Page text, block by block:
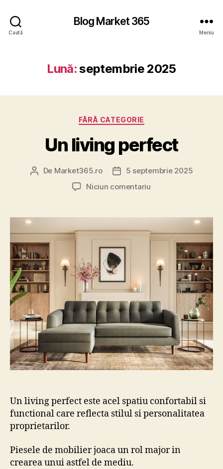
Caută
Blog Market 365
Meniu
Lună:septembrie 2025
Categorii
FĂRĂ CATEGORIE
Un living perfect
Autor
De Market365.ro
Dată5 septembrie 2025
Niciun comentariula
perfect
Un living perfect este acel spatiu confortabil si
functional care reflecta stilul si personalitatea
proprietarilor.
Piesele de mobilier joaca un rol major in
crearea unui astfel de mediu.